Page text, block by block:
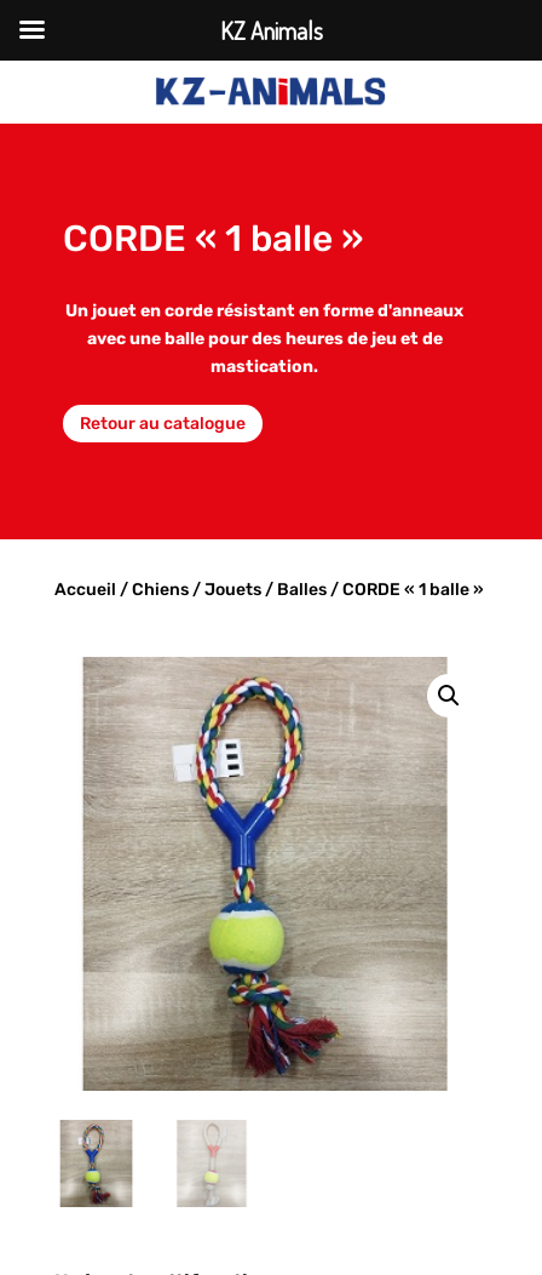
CORDE « 1 balle »
Un jouet en corde résistant en forme d'anneaux
avec une balle pour des heures de jeu et de
mastication.
Retour au catalogue
Accueil /Chiens/Jouets/ Balles/ CORDE « 1 balle »
KZ Animals